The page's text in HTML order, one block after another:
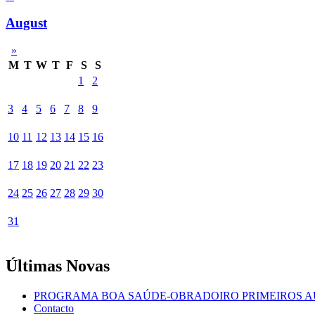
August
»
M T W T F S
S
1
2
3 4 5 6 7 8 9
10 11 12 13 14 15 16
17 18 19 20 21 22 23
24 25 26 27 28 29 30
31
Últimas Novas
PROGRAMA BOA SAÚDE-OBRADOIRO PRIMEIROS
Contacto